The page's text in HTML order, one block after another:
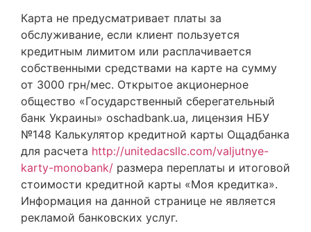
Карта не предусматривает платы за
обслуживание, если клиент пользуется
кредитным лимитом или расплачивается
собственными средствами на карте на сумму
от 3000 грн/мес. Открытое акционерное
общество «Государственный сберегательный
банк Украины» oschadbank.ua, лицензия НБУ
№148 Калькулятор кредитной карты Ощадбанка
для расчета http://unitedacsllc.com/valjutnye-
karty-monobank/ размера переплаты и итоговой
стоимости кредитной карты «Моя кредитка».
Информация на данной странице не является
рекламой банковских услуг.